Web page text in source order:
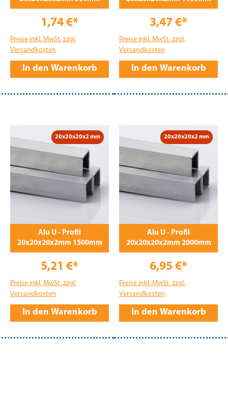
1,74 €*
Preise inkl. MwSt. zzgl.
Versandkosten
In den Warenkorb
3,47 €*
Preise inkl. MwSt. zzgl.
Versandkosten
In den Warenkorb
20x20x20x2 mm
Alu U - Profil
20x20x20x2mm 1500mm
5,21 €*
Preise inkl. MwSt. zzgl.
Versandkosten
In den Warenkorb
20x20x20x2 mm
Alu U - Profil
20x20x20x2mm 2000mm
6,95 €*
Preise inkl. MwSt. zzgl.
Versandkosten
In den Warenkorb